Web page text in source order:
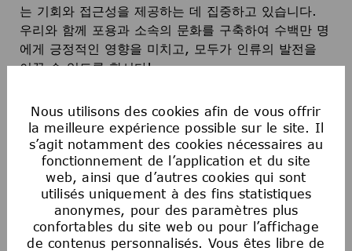
Nous utilisons des cookies afin de vous offrir
la meilleure expérience possible sur le site. Il
s’agit notamment des cookies nécessaires au
fonctionnement de l’application et du site
web, ainsi que d’autres cookies qui sont
utilisés uniquement à des fins statistiques
anonymes, pour des paramètres plus
confortables du site web ou pour l’affichage
de contenus personnalisés. Vous êtes libre de
는 기회와 접근성을 제공하는 데 집중하고 있습니다.
우리와 함께 포용과 소속의 문화를 구축하여 수백만 명
에게 긍정적인 영향을 미치고, 모두가 인류의 발전을
이끌 수 있도록 합시다!
지금 지원하여 발견을 이끌고 인류를 발전시키는 팀의
일원이 되어 보세요.
Postulez maintenant